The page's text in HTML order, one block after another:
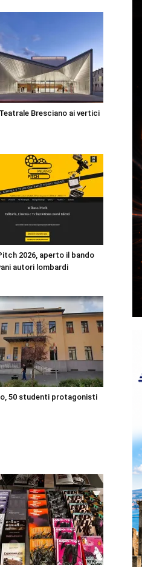
Bresciano ai vertici
2026, aperto il bando
autori lombardi
50 studenti protagonisti